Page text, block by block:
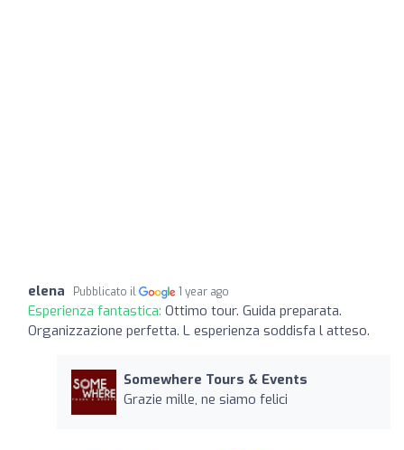
elena Pubblicato il 1 year ago
Esperienza fantastica: Ottimo tour. Guida preparata.
Organizzazione perfetta. L esperienza soddisfa l atteso.
Somewhere Tours & Events
Grazie mille, ne siamo felici